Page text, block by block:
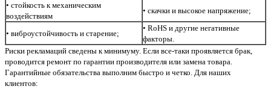
• стойкость к механическим
воздействиям
• скачки и высокое напряжение;
• виброустойчивость и старение;
• RoHS и другие негативные
факторы.
Риски рекламаций сведены к минимуму. Если все-таки проявляется брак,
проводится ремонт по гарантии производителя или замена товара.
Гарантийные обязательства выполним быстро и четко. Для наших
клиентов: